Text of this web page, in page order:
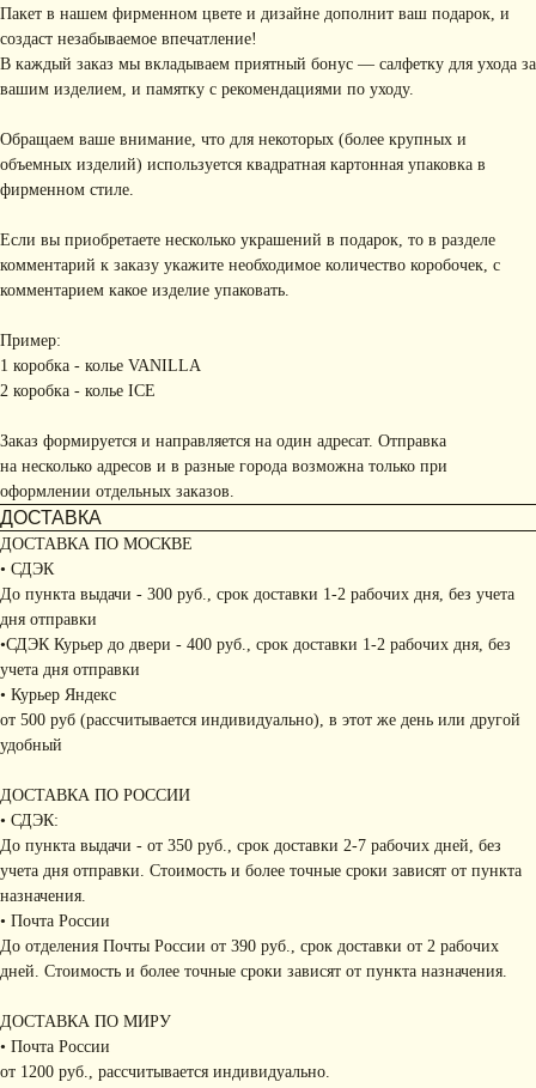
Пакет в нашем фирменном цвете и дизайне дополнит ваш подарок, и
создаст незабываемое впечатление!
В каждый заказ мы вкладываем приятный бонус — салфетку для ухода за
вашим изделием, и памятку с рекомендациями по уходу.
Обращаем ваше внимание, что для некоторых (более крупных и
объемных изделий) используется квадратная картонная упаковка в
фирменном стиле.
Если вы приобретаете несколько украшений в подарок, то в разделе
комментарий к заказу укажите необходимое количество коробочек, с
комментарием какое изделие упаковать.
Пример:
1 коробка - колье VANILLA
2 коробка - колье ICE
Заказ формируется и направляется на один адресат. Отправка
на несколько адресов и в разные города возможна только при
оформлении отдельных заказов.
ДОСТАВКА
ДОСТАВКА ПО МОСКВЕ
• СДЭК
До пункта выдачи - 300 руб., срок доставки 1-2 рабочих дня, без учета
дня отправки
•СДЭК Курьер до двери - 400 руб., срок доставки 1-2 рабочих дня, без
учета дня отправки
• Курьер Яндекс
от 500 руб (рассчитывается индивидуально), в этот же день или другой
удобный
ДОСТАВКА ПО РОССИИ
• СДЭК:
До пункта выдачи - от 350 руб., срок доставки 2-7 рабочих дней, без
учета дня отправки. Стоимость и более точные сроки зависят от пункта
назначения.
• Почта России
До отделения Почты России от 390 руб., срок доставки от 2 рабочих
дней. Стоимость и более точные сроки зависят от пункта назначения.
ДОСТАВКА ПО МИРУ
• Почта России
от 1200 руб., рассчитывается индивидуально.